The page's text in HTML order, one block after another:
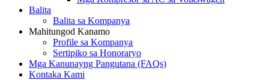
Balita
Balita sa Kompanya
Mahitungod Kanamo
Profile sa Kompanya
Sertipiko sa Honoraryo
Mga Kanunayng Pangutana (FAQs)
Kontaka Kami